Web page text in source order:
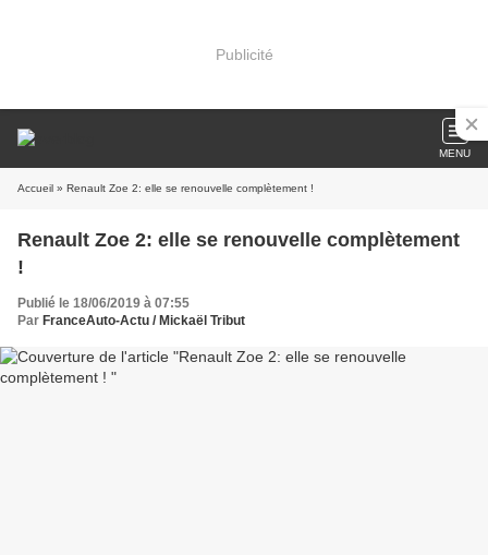
Publicité
MENU
Accueil » Renault Zoe 2: elle se renouvelle complètement !
Renault Zoe 2: elle se renouvelle complètement
!
Publié le 18/06/2019 à 07:55
Par FranceAuto-Actu / Mickaël Tribut